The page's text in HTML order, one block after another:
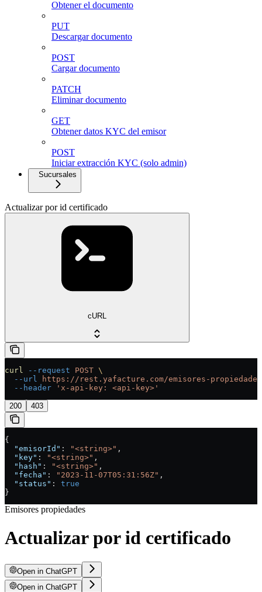
Obtener el documento
PUT
Descargar documento
POST
Cargar documento
PATCH
Eliminar documento
GET
Obtener datos KYC del emisor
POST
Iniciar extracción KYC (solo admin)
Sucursales
Actualizar por id certificado
cURL
curl --request POST \
  --url
https://rest.yafacture.com/emisores-
  --header
'x-api-key: <api-key>'
200 403
{
  "emisorId"
: "<string>" ,
  "key"
: "<string>" ,
  "hash"
: "<string>" ,
  "fecha"
: "2023-11-07T05:31:56Z" ,
  "status"
: true
}
Emisores propiedades
Actualizar por id certificado
Open in ChatGPT
Open in ChatGPT